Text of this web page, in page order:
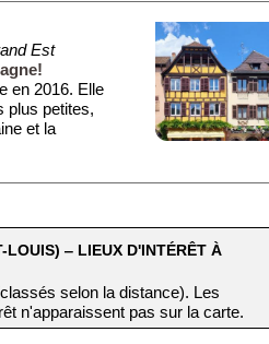
Est
en 2016. Elle
plus petites,
et la
LOUIS) ‒ LIEUX D'INTÉRÊT À
selon la distance). Les
n'apparaissent pas sur la carte.